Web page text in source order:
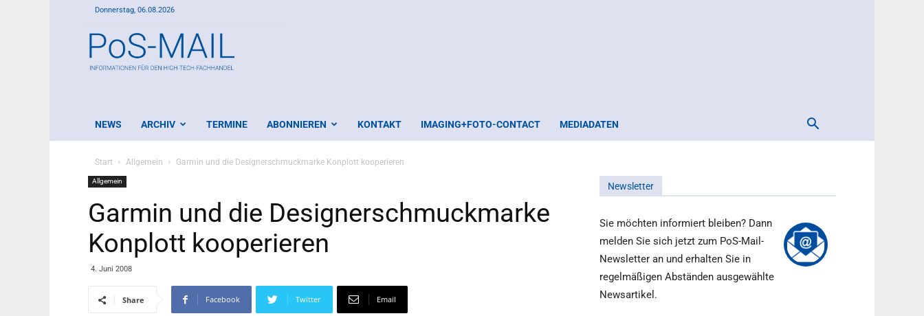
Donnerstag, 06.08.2026
Mail
NEWS ARCHIV TERMINE ABONNIEREN KONTAKT IMAGING+FOTO-CONTACT MEDIADATEN
Start Allgemein Garmin und die Designerschmuckmarke Konplott kooperieren
Allgemein
Garmin und die Designerschmuckmarke
Konplott kooperieren
4. Juni 2008
Share Facebook Twitter Email
Newsletter
Sie möchten informiert bleiben? Dann
melden Sie sich jetzt zum PoS-Mail-
Newsletter an und erhalten Sie in
regelmäßigen Abständen ausgewählte
Newsartikel.